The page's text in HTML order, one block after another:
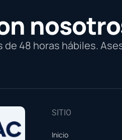
de 48 horas hábiles.
SITIO
Inicio